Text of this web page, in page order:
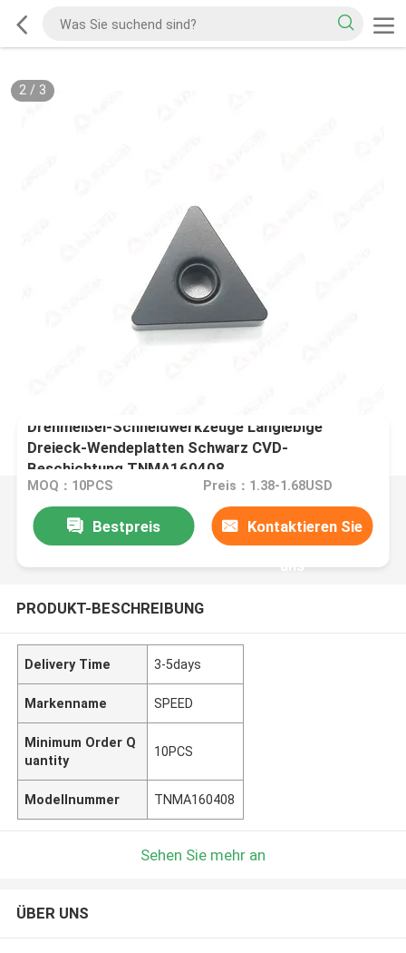
2/ 3
Drehmeißel-Schneidwerkzeuge Langlebige
Dreieck-Wendeplatten Schwarz CVD-
Beschichtung TNMA160408
MOQ：10PCS Preis：1.38-1.68USD
Bestpreis Kontaktieren Sie
uns
PRODUKT-BESCHREIBUNG
Delivery Time 3-5days
Markenname SPEED
Minimum Order Q
uantity
10PCS
Modellnummer TNMA160408
Sehen Sie mehr an
ÜBER UNS